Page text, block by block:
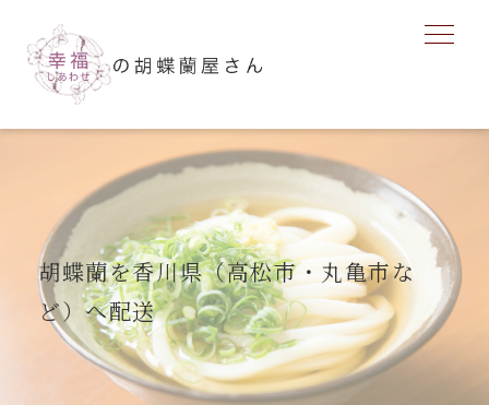
胡蝶蘭を香川県（高松市・丸亀市な
ど）へ配送